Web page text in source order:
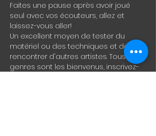
Faites une pause après avoir joué
seul avec vos écouteurs, allez et
laissez-vous aller!
Un excellent moyen de tester du
matériel ou des techniques et de
rencontrer d'autres artistes. Tous les
genres sont les bienvenus, inscrivez-